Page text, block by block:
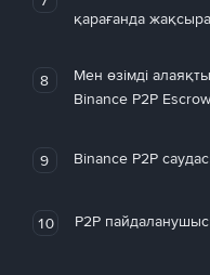
қарағанда
8
Мен өзімді
Binance P2P
9 Binance P2P
10 P2P